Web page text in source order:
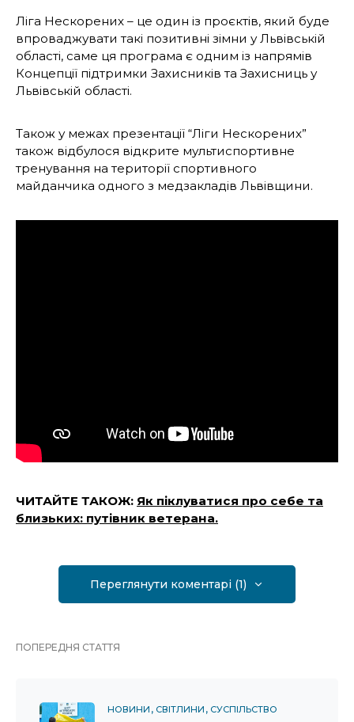
Ліга Нескорених – це один із проєктів, який буде
впроваджувати такі позитивні зімни у Львівській
області, саме ця програма є одним із напрямів
Концепції підтримки Захисників та Захисниць у
Львівській області.
Також у межах презентації “Ліги Нескорених”
також відбулося відкрите мультиспортивне
тренування на території спортивного
майданчика одного з медзакладів Львівщини.
ЧИТАЙТЕ ТАКОЖ: Як піклуватися про себе та
близьких: путівник ветерана.
Переглянути коментарі (1)
ПОПЕРЕДНЯ СТАТТЯ
НОВИНИ СВІТЛИНИ СУСПІЛЬСТВО